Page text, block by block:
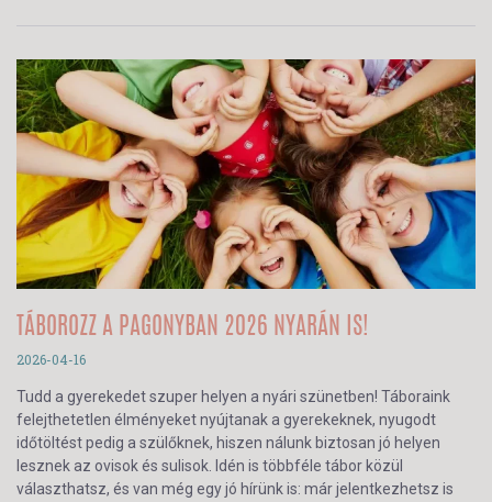
TÁBOROZZ A PAGONYBAN 2026 NYARÁN IS!
2026-04-16
Tudd a gyerekedet szuper helyen a nyári szünetben! Táboraink
felejthetetlen élményeket nyújtanak a gyerekeknek, nyugodt
időtöltést pedig a szülőknek, hiszen nálunk biztosan jó helyen
lesznek az ovisok és sulisok. Idén is többféle tábor közül
választhatsz, és van még egy jó hírünk is: már jelentkezhetsz is